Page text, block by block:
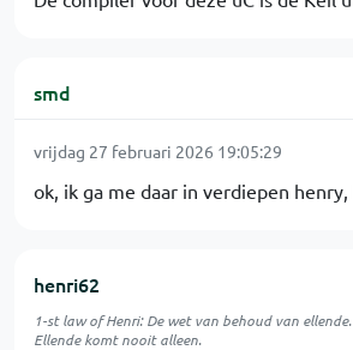
smd
vrijdag 27 februari 2026 19:05:29
ok, ik ga me daar in verdiepen
henri62
1-st law of Henri: De wet van behoud van
Ellende komt nooit alleen.